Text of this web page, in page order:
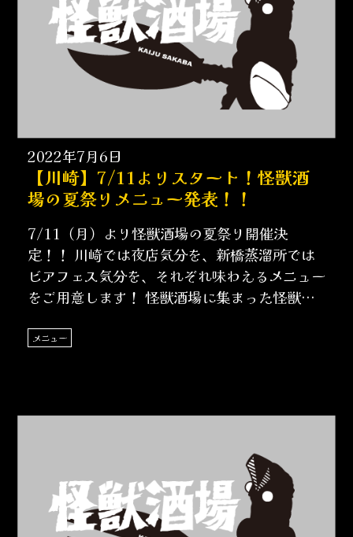
2022年7月6日
【川崎】7/11よりスタート！怪獣酒
場の夏祭りメニュー発表！！
7/11（月）より怪獣酒場の夏祭り開催決
定！！ 川崎では夜店気分を、新橋蒸溜所では
ビアフェス気分を、それぞれ味わえるメニュー
をご用意します！ 怪獣酒場に集まった怪獣、
メニュー